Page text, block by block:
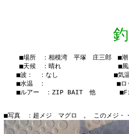
■場所　：相模湾　平塚　庄三郎　■
■天候　：晴れ　　　 　    　　■風
■波：　：なし　　　　　　   　■気温
■水温　：    　　　　　  　 　■ロ
■ルアー　：ZIP BAIT　他　　